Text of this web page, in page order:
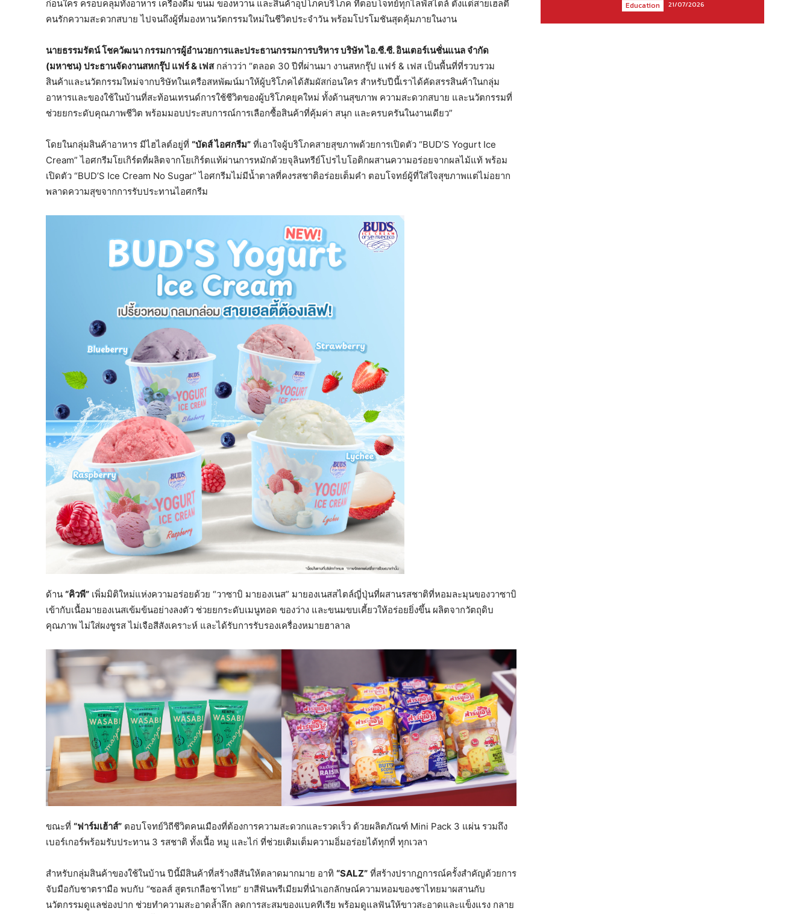
ก่อนใคร ครอบคลุมทั้งอาหาร เครื่องดื่ม ขนม ของหวาน และสินค้าอุปโภคบริโภค ที่ตอบโจทย์ทุกไลฟ์สไตล์ ตั้งแต่สายเฮลตี้
คนรักความสะดวกสบาย ไปจนถึงผู้ที่มองหานวัตกรรมใหม่ในชีวิตประจำวัน พร้อมโปรโมชันสุดคุ้มภายในงาน
นายธรรมรัตน์ โชควัฒนา กรรมการผู้อำนวยการและประธานกรรมการบริหาร บริษัท ไอ.ซี.ซี. อินเตอร์เนชั่นแนล จำกัด
(มหาชน) ประธานจัดงานสหกรุ๊ป แฟร์& เฟสกล่าวว่า “ตลอด 30 ปีที่ผ่านมา งานสหกรุ๊ป แฟร์ & เฟส เป็นพื้นที่ที่รวบรวม
สินค้าและนวัตกรรมใหม่จากบริษัทในเครือสหพัฒน์มาให้ผู้บริโภคได้สัมผัสก่อนใคร สำหรับปีนี้เราได้คัดสรรสินค้าในกลุ่ม
อาหารและของใช้ในบ้านที่สะท้อนเทรนด์การใช้ชีวิตของผู้บริโภคยุคใหม่ ทั้งด้านสุขภาพ ความสะดวกสบาย และนวัตกรรมที่
ช่วยยกระดับคุณภาพชีวิต พร้อมมอบประสบการณ์การเลือกซื้อสินค้าที่คุ้มค่า สนุก และครบครันในงานเดียว”
โดยในกลุ่มสินค้าอาหาร มีไฮไลต์อยู่ที่ “บัดส์ ไอศกรีม” ที่เอาใจผู้บริโภคสายสุขภาพด้วยการเปิดตัว “BUD’S Yogurt Ice
Cream” ไอศกรีมโยเกิร์ตที่ผลิตจากโยเกิร์ตแท้ผ่านการหมักด้วยจุลินทรีย์โปรไบโอติกผสานความอร่อยจากผลไม้แท้ พร้อม
เปิดตัว “BUD’S Ice Cream No Sugar” ไอศกรีมไม่มีน้ำตาลที่คงรสชาติอร่อยเต็มคำ ตอบโจทย์ผู้ที่ใส่ใจสุขภาพแต่ไม่อยาก
พลาดความสุขจากการรับประทานไอศกรีม
ด้าน “คิวพี” เพิ่มมิติใหม่แห่งความอร่อยด้วย “วาซาบิ มายองเนส” มายองเนสสไตล์ญี่ปุ่นที่ผสานรสชาติที่หอมละมุนของวาซาบิ
เข้ากับเนื้อมายองเนสเข้มข้นอย่างลงตัว ช่วยยกระดับเมนูทอด ของว่าง และขนมขบเคี้ยวให้อร่อยยิ่งขึ้น ผลิตจากวัตถุดิบ
คุณภาพ ไม่ใส่ผงชูรส ไม่เจือสีสังเคราะห์ และได้รับการรับรองเครื่องหมายฮาลาล
ขณะที่ “ฟาร์มเฮ้าส์” ตอบโจทย์วิถีชีวิตคนเมืองที่ต้องการความสะดวกและรวดเร็ว ด้วยผลิตภัณฑ์ Mini Pack 3 แผ่น รวมถึง
เบอร์เกอร์พร้อมรับประทาน 3 รสชาติ ทั้งเนื้อ หมู และไก่ ที่ช่วยเติมเต็มความอิ่มอร่อยได้ทุกที่ ทุกเวลา
สำหรับกลุ่มสินค้าของใช้ในบ้าน ปีนี้มีสินค้าที่สร้างสีสันให้ตลาดมากมาย อาทิ “SALZ” ที่สร้างปรากฏการณ์ครั้งสำคัญด้วยการ
จับมือกับชาตรามือ พบกับ “ซอลส์ สูตรเกลือชาไทย” ยาสีฟันพรีเมียมที่นำเอกลักษณ์ความหอมของชาไทยมาผสานกับ
นวัตกรรมดูแลช่องปาก ช่วยทำความสะอาดล้ำลึก ลดการสะสมของแบคทีเรีย พร้อมดูแลฟันให้ขาวสะอาดและแข็งแรง กลาย
Education 21/07/2026